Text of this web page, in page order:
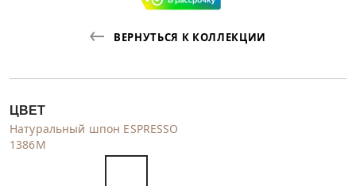
ВЕРНУТЬСЯ К КОЛЛЕКЦИИ
ЦВЕТ
Натуральный шпон ESPRESSO
1386M